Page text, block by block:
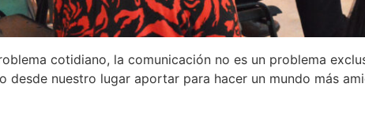
cotidiano, la comunicación no es un problema
desde nuestro lugar aportar para hacer un mundo más